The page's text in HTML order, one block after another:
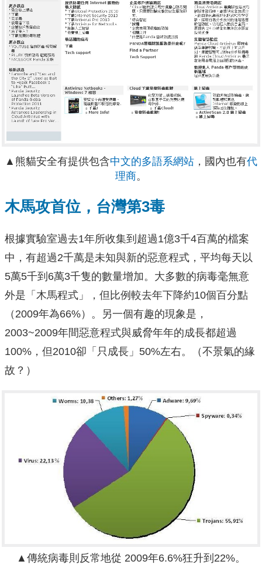
▲熊貓安全有提供包含中文的多語系網站 ，國內也有代
理商。
木馬攻首位，台灣第3毒
根據實驗室過去1年所收集到超過1億3千4百萬的檔案
中，有超過2千萬是未知與新的惡意程式，平均每天以
5萬5千到6萬3千隻的數量增加。大多數的病毒毫無意
外是「木馬程式」，但比例較去年下降約10個百分點
（2009年為66%）。另一個有趣的現象是，
2003~2009年間惡意程式與威脅年年的成長都超過
100%，但2010卻「只成長」50%左右。（不景氣的緣
故？）
▲傳統病毒則反常地從 2009年6.6%狂升到22%。